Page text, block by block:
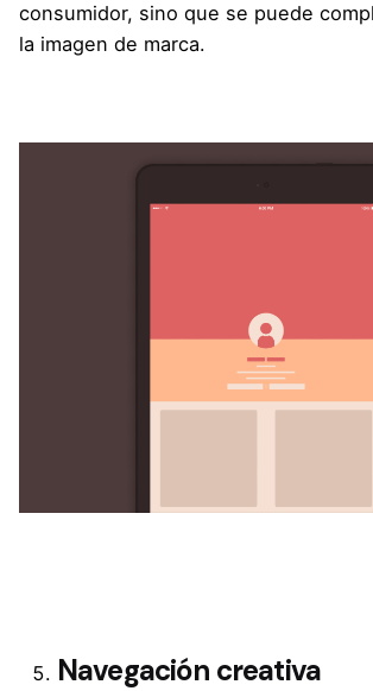
consumidor, sino que se puede
la imagen de marca.
Navegación creativa